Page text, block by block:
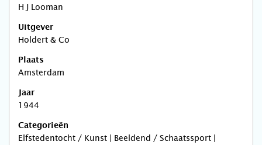
H J Looman
Uitgever
Holdert & Co
Plaats
Amsterdam
Jaar
1944
Categorieën
Elfstedentocht / Kunst | Beeldend / Schaatssport |